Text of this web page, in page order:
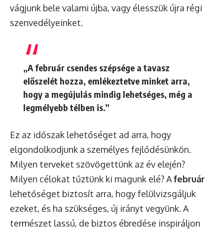
vágjunk bele valami újba, vagy élesszük újra régi
szenvedélyeinket.
„A február csendes szépsége a tavasz
előszelét hozza, emlékeztetve minket arra,
hogy a megújulás mindig lehetséges, még a
legmélyebb télben is.”
Ez az időszak lehetőséget ad arra, hogy
elgondolkodjunk a személyes fejlődésünkön.
Milyen terveket szövögettünk az év elején?
Milyen célokat tűztünk ki magunk elé? Afebruár
lehetőséget biztosít arra, hogy felülvizsgáljuk
ezeket, és ha szükséges, új irányt vegyünk. A
természet lassú, de biztos ébredése inspiráljon